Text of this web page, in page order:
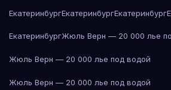
ЕкатеринбургЕкатеринбургЕкатеринбург
ЕкатеринбургЖюль Верн — 20 000 лье
Жюль Верн — 20 000 лье под водой
Жюль Верн — 20 000 лье под водой